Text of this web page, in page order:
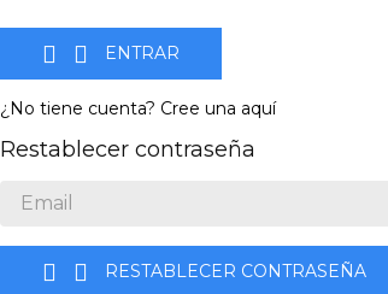
  ENTRAR
¿No tiene cuenta? Cree una aquí
Restablecer contraseña
  RESTABLECER CONTRASEÑA